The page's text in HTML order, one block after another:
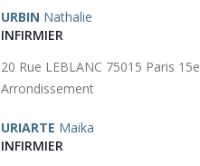
URBIN Nathalie
INFIRMIER
20 Rue LEBLANC 75015 Paris 15e
Arrondissement
URIARTE Maika
INFIRMIER